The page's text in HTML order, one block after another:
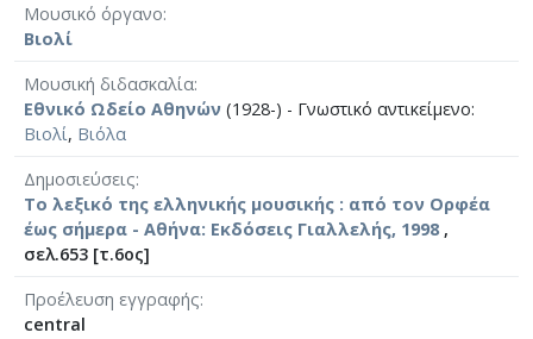
Μουσικό όργανο
Βιολί
Μουσική διδασκαλία
Εθνικό Ωδείο Αθηνών (1928-) - Γνωστικό αντικείμενο:
Βιολί, Βιόλα
Δημοσιεύσεις
Το λεξικό της ελληνικής μουσικής : από τον Ορφέα
έως σήμερα - Αθήνα: Εκδόσεις Γιαλλελής, 1998 ,
σελ.653 [τ.6ος]
Προέλευση εγγραφής
central